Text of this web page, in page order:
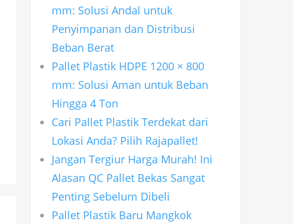
mm: Solusi Andal untuk
Penyimpanan dan Distribusi
Beban Berat
Pallet Plastik HDPE 1200 × 800
mm: Solusi Aman untuk Beban
Hingga 4 Ton
Cari Pallet Plastik Terdekat dari
Lokasi Anda? Pilih Rajapallet!
Jangan Tergiur Harga Murah! Ini
Alasan QC Pallet Bekas Sangat
Penting Sebelum Dibeli
Pallet Plastik Baru Mangkok